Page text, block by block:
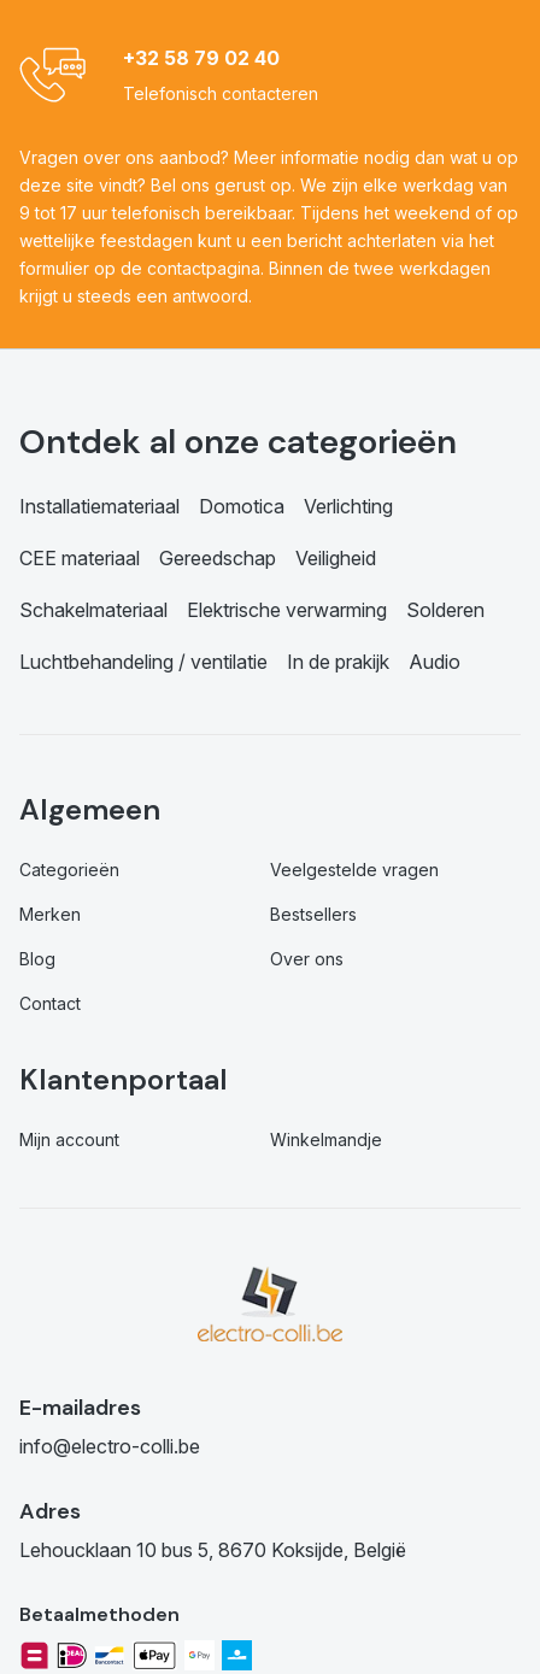
+32 58 79 02 40
Telefonisch contacteren
Vragen over ons aanbod? Meer informatie nodig dan wat u op
deze site vindt? Bel ons gerust op. We zijn elke werkdag van
9 tot 17 uur telefonisch bereikbaar. Tijdens het weekend of op
wettelijke feestdagen kunt u een bericht achterlaten via het
formulier op de contactpagina. Binnen de twee werkdagen
krijgt u steeds een antwoord.
Ontdek al onze categorieën
Installatiemateriaal Domotica Verlichting
CEE materiaal Gereedschap Veiligheid
Schakelmateriaal Elektrische verwarming Solderen
Luchtbehandeling / ventilatie In de prakijk Audio
Algemeen
Categorieën Veelgestelde vragen
Merken Bestsellers
Blog Over ons
Contact
Klantenportaal
Mijn account Winkelmandje
E-mailadres
info@electro-colli.be
Adres
Lehoucklaan 10 bus 5, 8670 Koksijde, België
Betaalmethoden